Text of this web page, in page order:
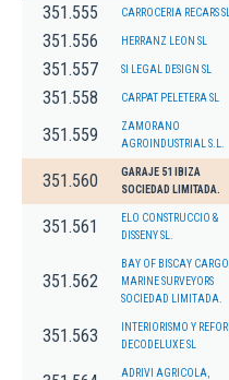
351.555 CARROCERIA RECARS SL
351.556 HERRANZ LEON SL
351.557 SI LEGAL DESIGN SL
351.558 CARPAT PELETERA SL
351.559
ZAMORANO
AGROINDUSTRIAL S.L.
351.560
GARAJE 51 IBIZA
SOCIEDAD LIMITADA.
351.561
ELO CONSTRUCCIO &
DISSENY SL.
351.562
BAY OF BISCAY
MARINE SURVEYORS
SOCIEDAD LIMITADA.
351.563
INTERIORISMO Y
DECODELUXE SL
ADRIVI AGRICOLA,